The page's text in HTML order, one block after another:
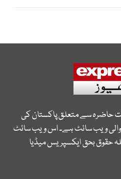
حاضرہ سے متعلق پاکستان کی
ویب سائٹ ہے۔ اس ویب سائٹ
حقوق بحق ایکسپریس میڈیا